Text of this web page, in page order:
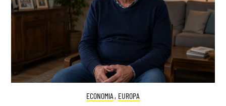
ECONOMIA , EUROPA